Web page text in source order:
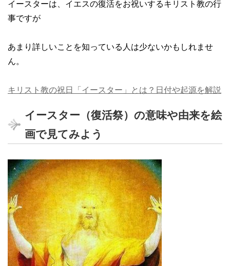
イースターは、イエスの復活をお祝いするキリスト教の行
事ですが
あまり詳しいことを知っている人は少ないかもしれませ
ん。
キリスト教の祝日「イースター」とは？日付や起源を解説
イースター（復活祭）の意味や由来を絵
画で見てみよう